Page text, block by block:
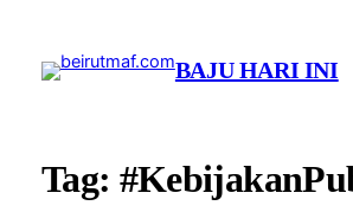
BAJU HARI INI
Tag: